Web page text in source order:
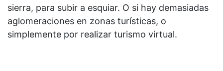
sierra, para subir a esquiar. O si hay demasiadas
aglomeraciones en zonas turísticas, o
simplemente por realizar turismo virtual.